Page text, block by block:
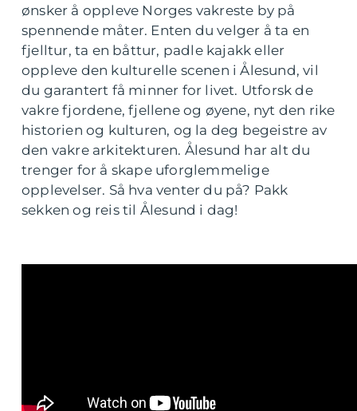
ønsker å oppleve Norges vakreste by på
spennende måter. Enten du velger å ta en
fjelltur, ta en båttur, padle kajakk eller
oppleve den kulturelle scenen i Ålesund, vil
du garantert få minner for livet. Utforsk de
vakre fjordene, fjellene og øyene, nyt den rike
historien og kulturen, og la deg begeistre av
den vakre arkitekturen. Ålesund har alt du
trenger for å skape uforglemmelige
opplevelser. Så hva venter du på? Pakk
sekken og reis til Ålesund i dag!